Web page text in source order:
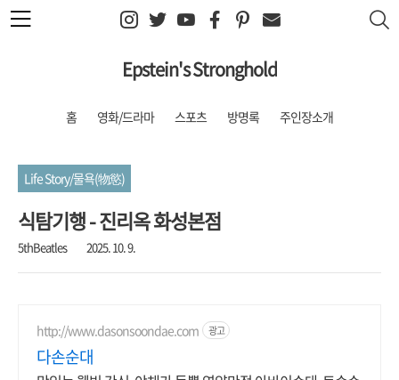
본문 바로가기
Epstein's Stronghold
홈 영화/드라마 스포츠 방명록 주인장소개
Life Story/물욕(物慾)
식탐기행 - 진리옥 화성본점
5thBeatles 2025. 10. 9.
http://www.dasonsoondae.com 광고
다손순대